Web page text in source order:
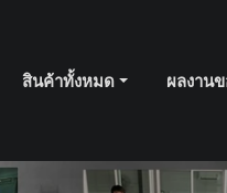
สินค้าทั้งหมด ผลงานข